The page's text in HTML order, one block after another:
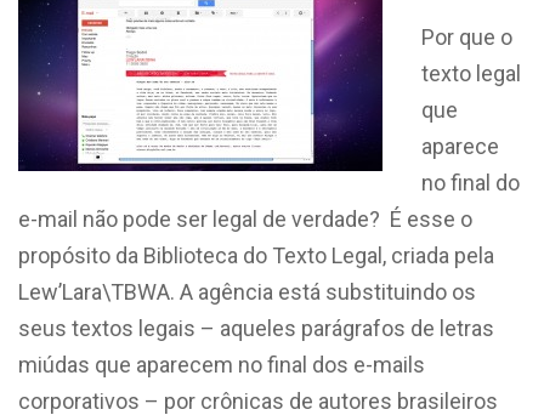
Por que o
texto legal
que
aparece
no final do
e-mail não pode ser legal de verdade? É esse o
propósito da Biblioteca do Texto Legal, criada pela
Lew’Lara\TBWA. A agência está substituindo os
seus textos legais – aqueles parágrafos de letras
miúdas que aparecem no final dos e-mails
corporativos – por crônicas de autores brasileiros